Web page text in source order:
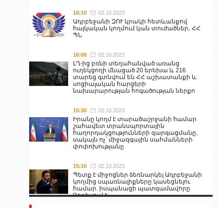
16:10 02.10.2023
Ադրբեջանի ԶՈՒ կրակի հետևանքով
հայկական կողմում կան տուժածներ․ ՀՀ
ՊՆ
16:00 02.10.2023
ԼՂ-ից բռնի տեղահանված առանց
ուղեկցողի մնացած 20 երեխա և 216
տարեց գտնվում են ՀՀ աշխատանքի և
սոցիալական հարցերի
նախարարության հոգածության ներքո
15:30 02.10.2023
Իրանը կողմ է տարածաշրջանի համար
շահավետ տրանսպորտային
հաղորդակցությունների զարգացմանը,
սակայն ոչ՝ միջազգային սահմանների
փոփոխությանը
15:10 02.10.2023
Պետք է միջոցներ ձեռնարկել Ադրբեջանի
կողմից սպառնալիքները կասեցնելու
համար. իսպանացի պատգամավորը
Գորիսում է